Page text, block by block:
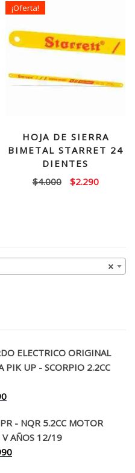
¡Oferta!
HOJA DE SIERRA
BIMETAL STARRET 24
DIENTES
$4.000
El
$2.290El
×
ELECTRICO ORIGINAL
PIK UP - SCORPIO 2.2CC
El
actual
es:
$94.990.
- NQR 5.2CC MOTOR
AÑOS 12/19
El